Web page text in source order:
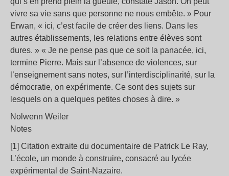
vivre sa vie sans que personne ne nous embête. » Pour
Erwan, « ici, c’est facile de créer des liens. Dans les
autres établissements, les relations entre élèves sont
dures. » « Je ne pense pas que ce soit la panacée, ici,
termine Pierre. Mais sur l’absence de violences, sur
l’enseignement sans notes, sur l’interdisciplinarité, sur la
démocratie, on expérimente. Ce sont des sujets sur
lesquels on a quelques petites choses à dire. »
Nolwenn Weiler
Notes
[1] Citation extraite du documentaire de Patrick Le Ray,
L’école, un monde à construire, consacré au lycée
expérimental de Saint-Nazaire.